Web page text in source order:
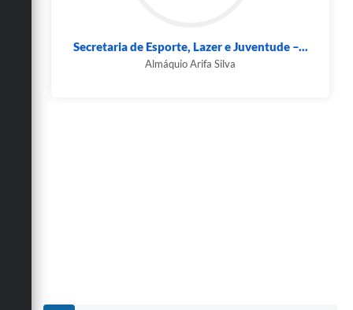
Secretaria de Esporte, Lazer e Juventude –...
Almáquio Arifa Silva